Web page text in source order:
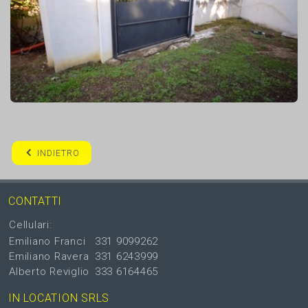
INDIETRO
CONTATTI
Cellulari:
Emiliano Franci
Emiliano Ravera
Alberto Reviglio
331 9099262
331 6243999
333 6164465
IN LOCATION SRLS